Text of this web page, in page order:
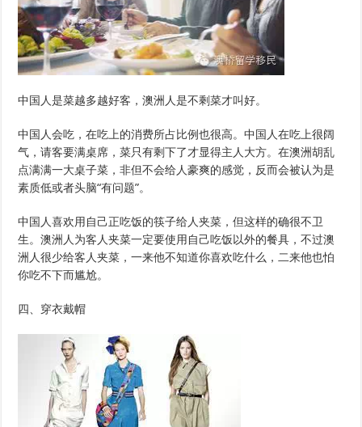
中国人是菜越多越好客，澳洲人是不剩菜才叫好。
中国人会吃，在吃上的消费所占比例也很高。中国人在吃上很阔
气，请客要满桌席，菜只有剩下了才显得主人大方。在澳洲胡乱
点满满一大桌子菜，非但不会给人豪爽的感觉，反而会被认为是
素质低或者头脑“有问题”。
中国人喜欢用自己正吃饭的筷子给人夹菜，但这样的确很不卫
生。澳洲人为客人夹菜一定要使用自己吃饭以外的餐具，不过澳
洲人很少给客人夹菜，一来他不知道你喜欢吃什么，二来他也怕
你吃不下而尴尬。
四、穿衣戴帽